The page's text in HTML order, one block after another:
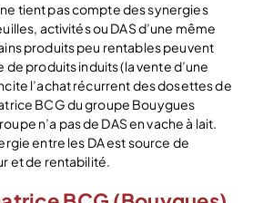
tient pas compte des synergies
activités ou DAS d’une même
produits peu rentables peuvent
de produits induits (la vente d’une
l’achat récurrent des dosettes de
BCG du groupe Bouygues
n’a pas de DAS en vache à lait.
entre les DA est source de
et de rentabilité.